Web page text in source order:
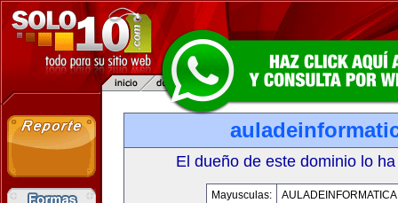
El dueño de este dominio lo
Mayusculas: